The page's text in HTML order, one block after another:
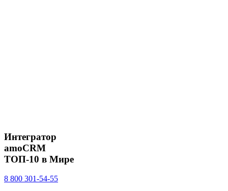
Интегратор
amoCRM
ТОП-10 в Мире
8 800 301-54-55